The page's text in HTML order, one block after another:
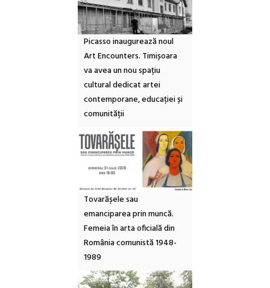
Picasso inaugurează noul
Art Encounters. Timișoara
va avea un nou spațiu
cultural dedicat artei
contemporane, educației și
comunității
Tovarășele sau
emanciparea prin muncă.
Femeia în arta oficială din
România comunistă 1948-
1989